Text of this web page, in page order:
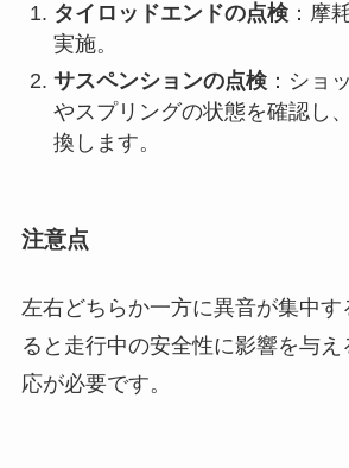
タイロッドエンドの点検：摩
実施。
サスペンションの点検：ショ
やスプリングの状態を確認し
換します。
注意点
左右どちらか一方に異音が集中す
ると走行中の安全性に影響を与
応が必要です。